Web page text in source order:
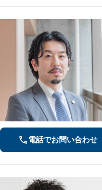
電話でお問い合わせ